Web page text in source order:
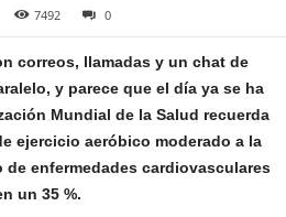
7492 0
correos, llamadas y un chat de
y parece que el día ya se ha
Mundial de la Salud recuerda
ejercicio aeróbico moderado a la
de enfermedades cardiovasculares
un 35 %.